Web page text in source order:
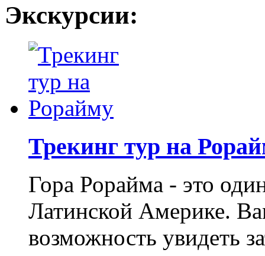
Экскурсии:
Трекинг тур на
Гора Рорайма - это
Латинской Америке.
возможность увидеть